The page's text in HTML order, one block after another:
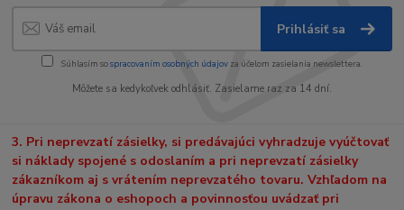
Prihlásiť sa
Súhlasím sospracovaním osobných údajov za účelom zasielania newslettera.
Môžete sa kedykoľvek odhlásiť. Zasielame raz za 14 dní.
3. Pri neprevzatí zásielky, si predávajúci vyhradzuje vyúčtovať
si náklady spojené s odoslaním a pri neprevzatí zásielky
zákazníkom aj s vrátením neprevzatého tovaru. Vzhľadom na
úpravu zákona o eshopoch a povinnosťou uvádzať pri